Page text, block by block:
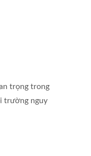
trọng trong
trường nguy